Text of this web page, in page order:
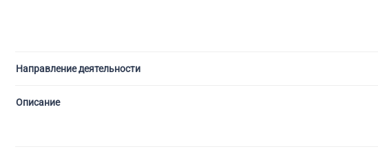
Направление деятельности
Описание